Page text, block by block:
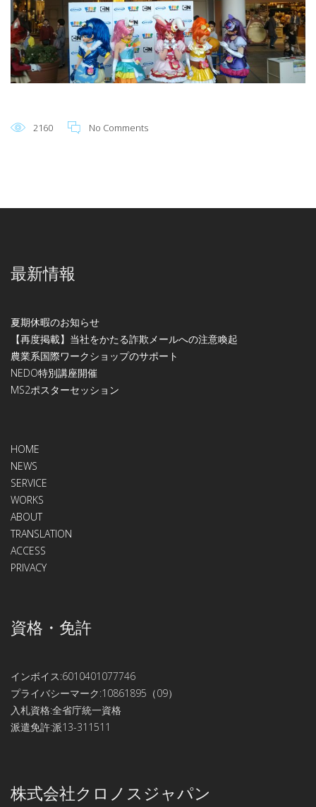
2160 No Comments
最新情報
夏期休暇のお知らせ
【再度掲載】当社をかたる詐欺メールへの注意喚起
農業系国際ワークショップのサポート
NEDO特別講座開催
МS2ポスターセッション
HOME
NEWS
SERVICE
WORKS
ABOUT
TRANSLATION
ACCESS
PRIVACY
資格・免許
インボイス:6010401077746
プライバシーマーク:10861895（09）
入札資格:全省庁統一資格
派遣免許:派13-311511
株式会社クロノスジャパン